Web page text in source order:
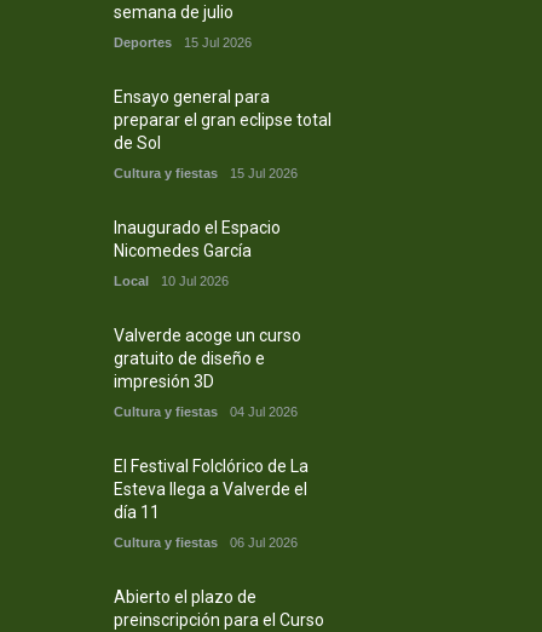
semana de julio
Deportes 15 Jul 2026
Ensayo general para
preparar el gran eclipse total
de Sol
Cultura y fiestas 15 Jul 2026
Inaugurado el Espacio
Nicomedes García
Local 10 Jul 2026
Valverde acoge un curso
gratuito de diseño e
impresión 3D
Cultura y fiestas 04 Jul 2026
El Festival Folclórico de La
Esteva llega a Valverde el
día 11
Cultura y fiestas 06 Jul 2026
Abierto el plazo de
preinscripción para el Curso